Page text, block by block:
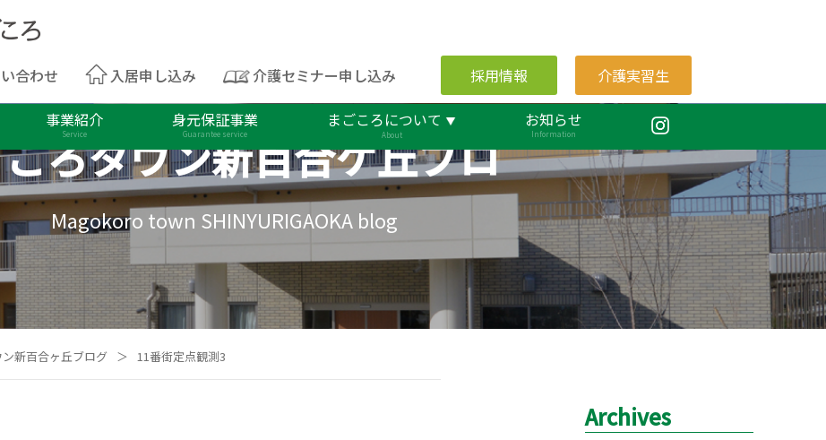
合わせ 入居申し込み 介護セミナー申し込み 採用情報 介護実習生
事業紹介
Service
身元保証事業
Guarantee service
まごころについて
About
お知らせ
Information
ろタウン新百合ケ丘ブロ
Magokoro town SHINYURIGAOKA blog
新百合ヶ丘ブログ ＞ 11番街定点観測3
Archives